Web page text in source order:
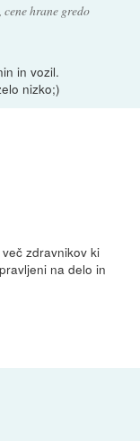
hrane gredo
in vozil.
nizko;)
zdravnikov ki
na delo in